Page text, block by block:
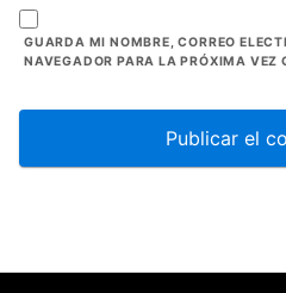
GUARDA MI NOMBRE, CORREO
NAVEGADOR PARA LA PRÓXIMA VEZ